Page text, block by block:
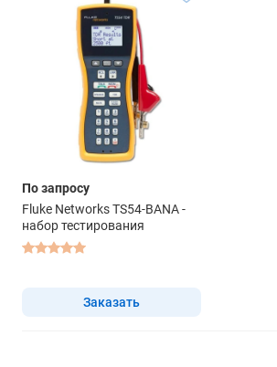
По запросу
Fluke Networks TS54-BANA -
набор тестирования
Заказать